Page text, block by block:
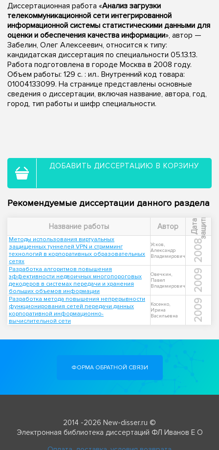
Диссертационная работа «Анализ загрузки
телекоммуникационной сети интегрированной
информационной системы статистическими данными для
оценки и обеспечения качества информации», автор —
Забелин, Олег Алексеевич, относится к типу:
кандидатская диссертация по специальности 05.13.13.
Работа подготовлена в городе Москва в 2008 году.
Объем работы: 129 с. : ил.. Внутренний код товара:
01004133099. На странице представлены основные
сведения о диссертации, включая название, автора, год,
город, тип работы и шифр специальности.
ДОБАВИТЬ ДИССЕРТАЦИЮ В КОРЗИНУ
Рекомендуемые диссертации данного раздела
Название работы Автор Д
а
т
а
з
а
щ
и
т ы
Методы использования виртуальных
защищенных туннелей VPN и стримминг
технологий в корпоративных образовательных
сетях
Усков,
Александр
Владимирович
2008
Разработка алгоритмов повышения
эффективности недвоичных многопороговых
декодеров в системах передачи и хранения
больших объемов информации
Овечкин,
Павел
Владимирович
2009
Разработка метода повышения непрерывности
функционирования сетей передачи данных
корпоративной информационно-
вычислительной сети
Косенко,
Ирина
Васильевна
2009
ФОРМА ОБРАТНОЙ СВЯЗИ
2014 -2026 New-disser.ru ©
Электронная библиотека диссертаций ФЛ Иванов Е О